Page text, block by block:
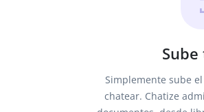
Sube
Simplemente sube
chatear. Chatize